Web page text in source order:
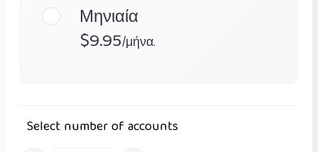
Μηνιαία
$9.95/μήνα.
Select number of accounts